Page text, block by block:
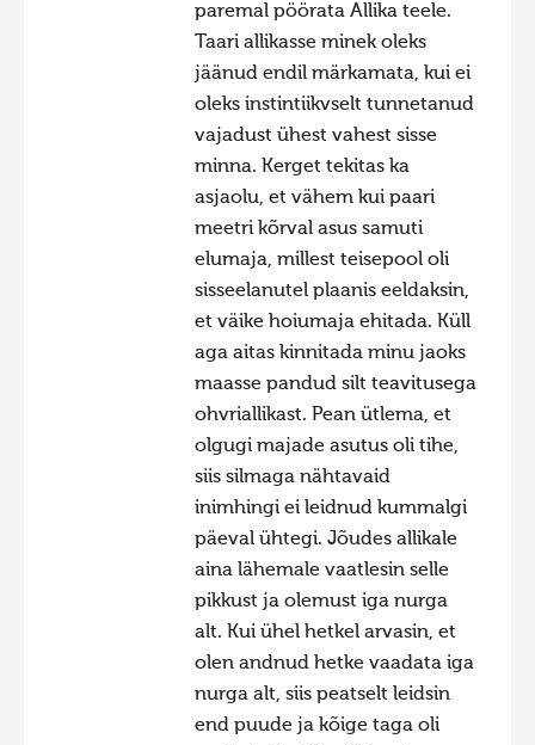
paremal pöörata Allika teele.
Taari allikasse minek oleks
jäänud endil märkamata, kui ei
oleks instintiikvselt tunnetanud
vajadust ühest vahest sisse
minna. Kerget tekitas ka
asjaolu, et vähem kui paari
meetri kõrval asus samuti
elumaja, millest teisepool oli
sisseelanutel plaanis eeldaksin,
et väike hoiumaja ehitada. Küll
aga aitas kinnitada minu jaoks
maasse pandud silt teavitusega
ohvriallikast. Pean ütlema, et
olgugi majade asutus oli tihe,
siis silmaga nähtavaid
inimhingi ei leidnud kummalgi
päeval ühtegi. Jõudes allikale
aina lähemale vaatlesin selle
pikkust ja olemust iga nurga
alt. Kui ühel hetkel arvasin, et
olen andnud hetke vaadata iga
nurga alt, siis peatselt leidsin
end puude ja kõige taga oli